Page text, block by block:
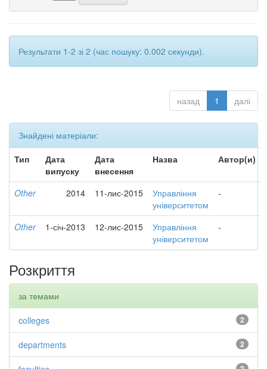
Результати 1-2 зі 2 (час пошуку: 0.002 секунди).
назад 1 далі
Знайдені матеріали:
Тип
Дата
випуску
Дата
внесення
Назва Автор(и)
Other 2014 11-лис-2015
Управління
університетом
-
Other 1-січ-2013 12-лис-2015
Управління
університетом
-
Розкриття
за темами
2
colleges
2
departments